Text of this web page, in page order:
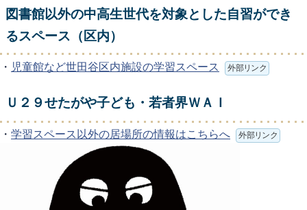
図書館以外の中高生世代を対象とした自習ができ
るスペース（区内）
・ 児童館など世田谷区内施設の学習スペース 外部リンク
Ｕ２９せたがや子ども・若者界ＷＡＩ
・ 学習スペース以外の居場所の情報はこちらへ 外部リンク